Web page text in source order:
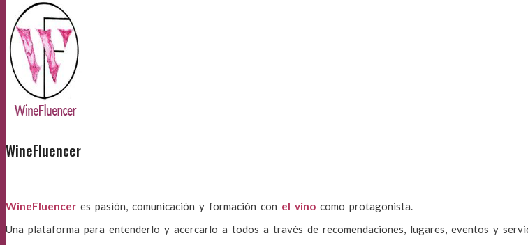
WineFluencer
WineFluencer es pasión, comunicación y formación con el vino como protagonista.
Una plataforma para entenderlo y acercarlo a todos a través de recomendaciones, lugares, eventos y